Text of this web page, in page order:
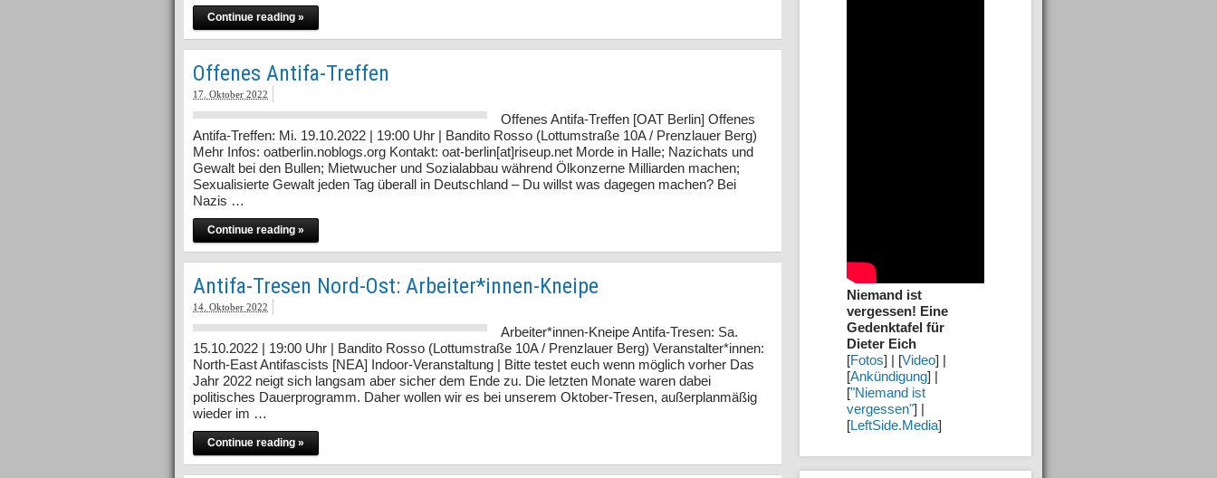
Continue reading »
Offenes Antifa-Treffen
17. Oktober 2022
Offenes Antifa-Treffen [OAT Berlin] Offenes
Antifa-Treffen: Mi. 19.10.2022 | 19:00 Uhr | Bandito Rosso (Lottumstraße 10A / Prenzlauer Berg)
Mehr Infos: oatberlin.noblogs.org Kontakt: oat-berlin[at]riseup.net Morde in Halle; Nazichats und
Gewalt bei den Bullen; Mietwucher und Sozialabbau während Ölkonzerne Milliarden machen;
Sexualisierte Gewalt jeden Tag überall in Deutschland – Du willst was dagegen machen? Bei
Nazis …
Continue reading »
Antifa-Tresen Nord-Ost: Arbeiter*innen-Kneipe
14. Oktober 2022
Arbeiter*innen-Kneipe Antifa-Tresen: Sa.
15.10.2022 | 19:00 Uhr | Bandito Rosso (Lottumstraße 10A / Prenzlauer Berg) Veranstalter*innen:
North-East Antifascists [NEA] Indoor-Veranstaltung | Bitte testet euch wenn möglich vorher Das
Jahr 2022 neigt sich langsam aber sicher dem Ende zu. Die letzten Monate waren dabei
politisches Dauerprogramm. Daher wollen wir es bei unserem Oktober-Tresen, außerplanmäßig
wieder im …
Continue reading »
Niemand ist
vergessen! Eine
Gedenktafel für
Dieter Eich
[Fotos] | [Video] |
[Ankündigung] |
["Niemand ist
vergessen"] |
[LeftSide.Media]